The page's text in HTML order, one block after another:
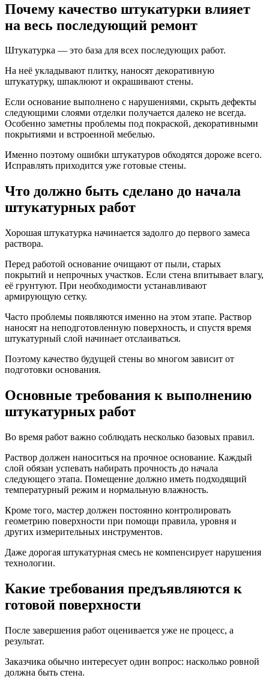
Почему качество штукатурки влияет
на весь последующий ремонт
Штукатурка — это база для всех последующих работ.
На неё укладывают плитку, наносят декоративную
штукатурку, шпаклюют и окрашивают стены.
Если основание выполнено с нарушениями, скрыть дефекты
следующими слоями отделки получается далеко не всегда.
Особенно заметны проблемы под покраской, декоративными
покрытиями и встроенной мебелью.
Именно поэтому ошибки штукатуров обходятся дороже всего.
Исправлять приходится уже готовые стены.
Что должно быть сделано до начала
штукатурных работ
Хорошая штукатурка начинается задолго до первого замеса
раствора.
Перед работой основание очищают от пыли, старых
покрытий и непрочных участков. Если стена впитывает влагу,
её грунтуют. При необходимости устанавливают
армирующую сетку.
Часто проблемы появляются именно на этом этапе. Раствор
наносят на неподготовленную поверхность, и спустя время
штукатурный слой начинает отслаиваться.
Поэтому качество будущей стены во многом зависит от
подготовки основания.
Основные требования к выполнению
штукатурных работ
Во время работ важно соблюдать несколько базовых правил.
Раствор должен наноситься на прочное основание. Каждый
слой обязан успевать набирать прочность до начала
следующего этапа. Помещение должно иметь подходящий
температурный режим и нормальную влажность.
Кроме того, мастер должен постоянно контролировать
геометрию поверхности при помощи правила, уровня и
других измерительных инструментов.
Даже дорогая штукатурная смесь не компенсирует нарушения
технологии.
Какие требования предъявляются к
готовой поверхности
После завершения работ оценивается уже не процесс, а
результат.
Заказчика обычно интересует один вопрос: насколько ровной
должна быть стена.